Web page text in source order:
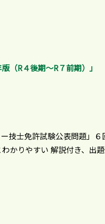
（R４後期〜R７前期）」
技士免許試験公表問題」
かりやすい 解説付き、出